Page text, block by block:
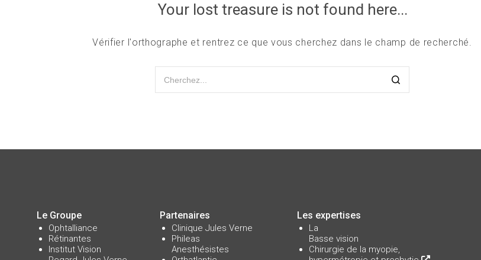
Your lost treasure is not found here...
Vérifier l'orthographe et rentrez ce que vous cherchez dans le champ de recherché.
Le Groupe
Ophtalliance
Rétinantes
Institut Vision
Partenaires
Clinique Jules Verne
Phileas
Anesthésistes
Les expertises
La
Basse vision
Chirurgie de la myopie,